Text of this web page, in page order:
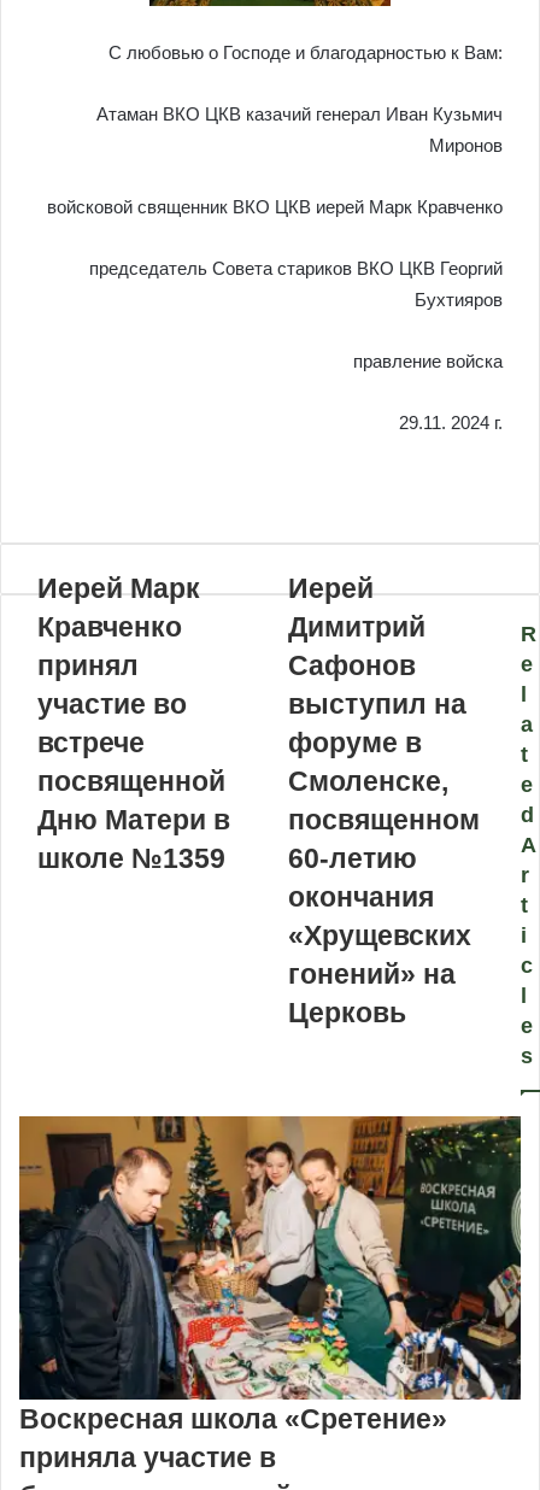
С любовью о Господе и благодарностью к Вам:
Атаман ВКО ЦКВ казачий генерал Иван Кузьмич
Миронов
войсковой священник ВКО ЦКВ иерей Марк Кравченко
председатель Совета стариков ВКО ЦКВ Георгий
Бухтияров
правление войска
29.11. 2024 г.
Иерей Марк
Кравченко
принял
участие во
встрече
посвященной
Дню Матери в
школе №1359
Иерей
Димитрий
Сафонов
выступил на
форуме в
Смоленске,
посвященном
60-летию
окончания
«Хрущевских
гонений» на
Церковь
R
e
l
a
t
e
d
A
r
t
i
c
l
e
s
Воскресная школа «Сретение»
приняла участие в